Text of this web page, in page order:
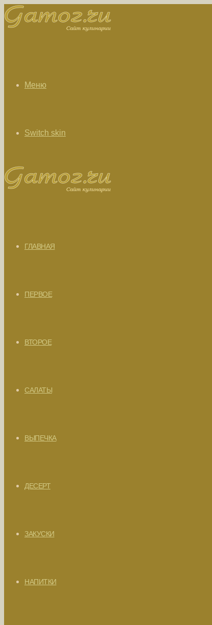
Меню
Switch skin
ГЛАВНАЯ
ПЕРВОЕ
ВТОРОЕ
САЛАТЫ
ВЫПЕЧКА
ДЕСЕРТ
ЗАКУСКИ
НАПИТКИ